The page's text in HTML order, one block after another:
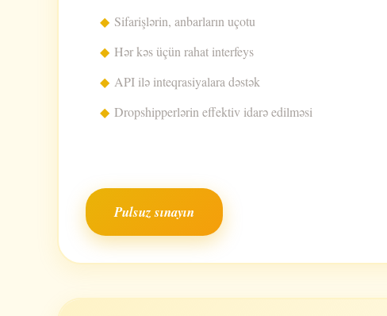
Sifarişlərin, anbarların uçotu
Hər kəs üçün rahat interfeys
API ilə inteqrasiyalara dəstək
Dropshipperlərin effektiv idarə edilməsi
Pulsuz sınayın